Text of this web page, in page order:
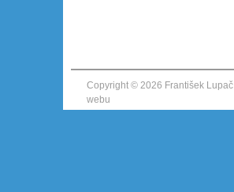
Copyright © 2026 František Lupač
webu